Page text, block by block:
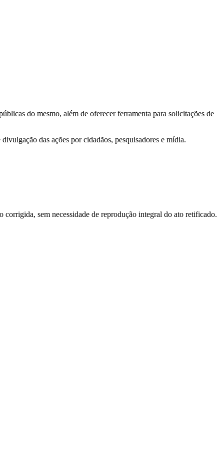
do mesmo, além de oferecer ferramenta para solicitações de
das ações por cidadãos, pesquisadores e mídia.
sem necessidade de reprodução integral do ato retificado.